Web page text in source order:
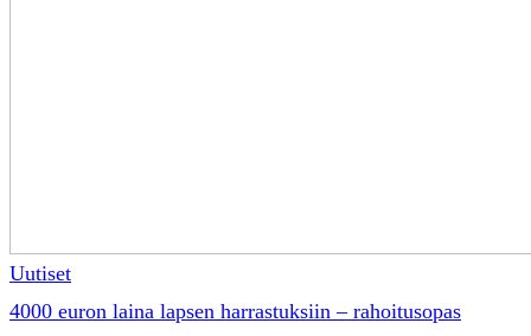
Uutiset
4000 euron laina lapsen harrastuksiin – rahoitusopas